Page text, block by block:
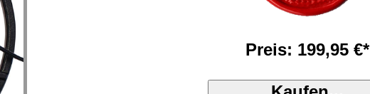
Preis: 199,95 €*